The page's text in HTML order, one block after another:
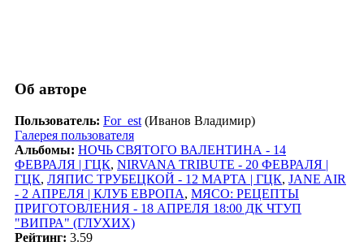
Об авторе
Пользователь: For_est (Иванов Владимир)
Галерея пользователя
Альбомы: НОЧЬ СВЯТОГО ВАЛЕНТИНА - 14
ФЕВРАЛЯ | ГЦК, NIRVANA TRIBUTE - 20 ФЕВРАЛЯ |
ГЦК, ЛЯПИС ТРУБЕЦКОЙ - 12 МАРТА | ГЦК, JANE AIR
- 2 АПРЕЛЯ | КЛУБ ЕВРОПА, МЯСО: РЕЦЕПТЫ
ПРИГОТОВЛЕНИЯ - 18 АПРЕЛЯ 18:00 ДК ЧТУП
"ВИПРА" (ГЛУХИХ)
Рейтинг: 3.59